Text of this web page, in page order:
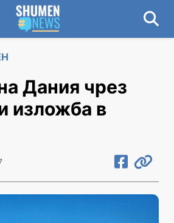
Дания чрез
изложба в